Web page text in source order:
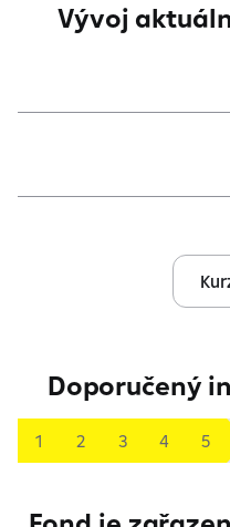
Vývoj
Doporučený
1 2 3 4 5